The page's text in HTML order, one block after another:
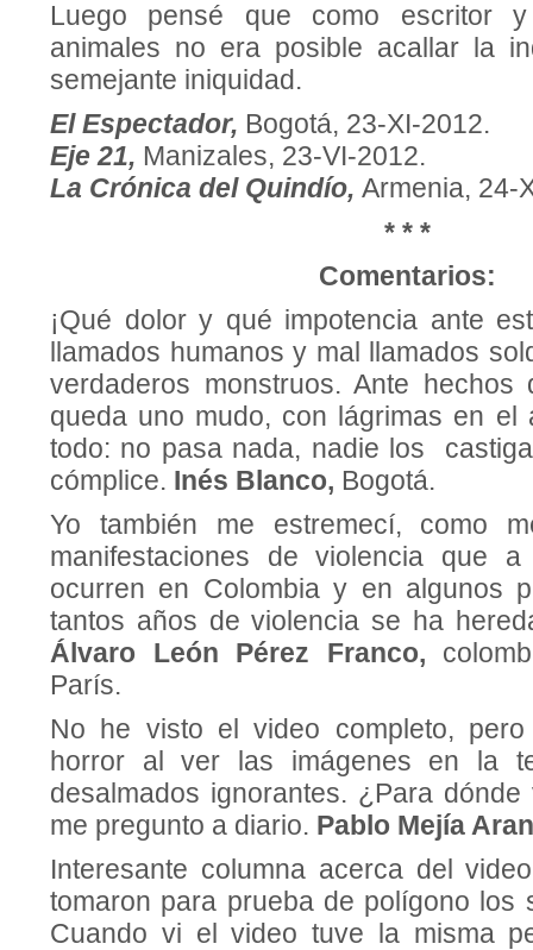
Luego pensé que como escritor
animales no era posible acallar la
semejante iniquidad.
El Espectador, Bogotá, 23-XI-2012.
Eje 21, Manizales, 23-VI-2012.
La Crónica del Quindío, Armenia, 24-
* * *
Comentarios:
¡Qué dolor y qué impotencia ante
llamados humanos y mal llamados
verdaderos monstruos. Ante
queda uno mudo, con lágrimas en el
todo: no pasa nada, nadie los
cómplice. Inés Blanco, Bogotá.
Yo también me estremecí, como
manifestaciones de violencia que
ocurren en Colombia y en algunos
tantos años de violencia se ha
Álvaro León Pérez Franco,
París.
No he visto el video completo,
horror al ver las imágenes en la
desalmados ignorantes. ¿Para
me pregunto a diario. Pablo Mejía
Interesante columna acerca del
tomaron para prueba de polígono los
Cuando vi el video tuve la misma